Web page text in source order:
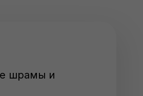
шрамы и